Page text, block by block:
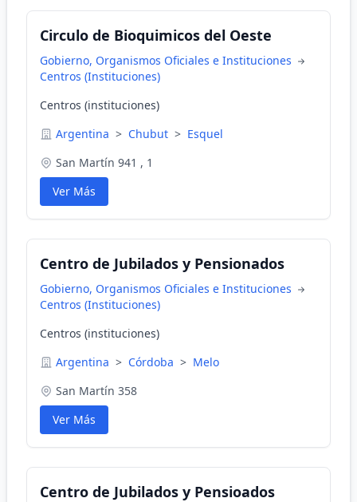
Circulo de Bioquimicos del Oeste
Gobierno, Organismos Oficiales e Instituciones
Centros (Instituciones)
Centros (instituciones)
Argentina > Chubut > Esquel
San Martín 941 , 1
Ver Más
Centro de Jubilados y Pensionados
Gobierno, Organismos Oficiales e Instituciones
Centros (Instituciones)
Centros (instituciones)
Argentina > Córdoba > Melo
San Martín 358
Ver Más
Centro de Jubilados y Pensioados